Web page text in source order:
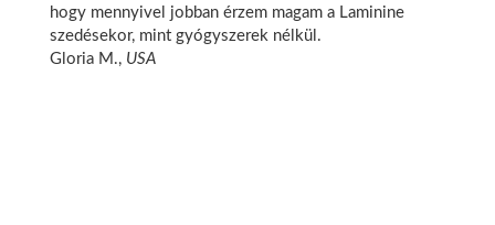
hogy mennyivel jobban érzem magam a Laminine
szedésekor, mint gyógyszerek nélkül.
Gloria M., USA